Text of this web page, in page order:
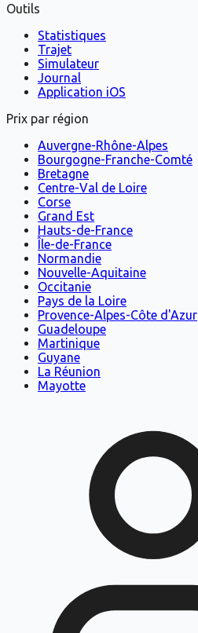
Outils
Statistiques
Trajet
Simulateur
Journal
Application iOS
Prix par région
Auvergne-Rhône-Alpes
Bourgogne-Franche-Comté
Bretagne
Centre-Val de Loire
Corse
Grand Est
Hauts-de-France
Île-de-France
Normandie
Nouvelle-Aquitaine
Occitanie
Pays de la Loire
Provence-Alpes-Côte d'Azur
Guadeloupe
Martinique
Guyane
La Réunion
Mayotte